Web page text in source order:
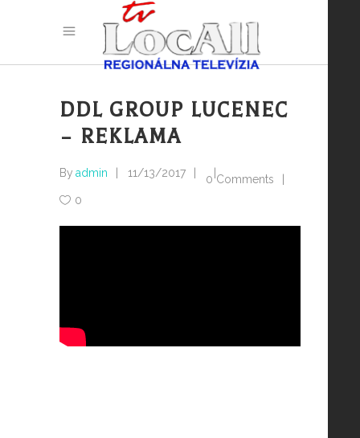
DDL GROUP LUCENEC
– REKLAMA
By admin 11/13/2017
0 Comments
0